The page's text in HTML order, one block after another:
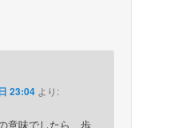
23:04 より:
意味でしたら、歩